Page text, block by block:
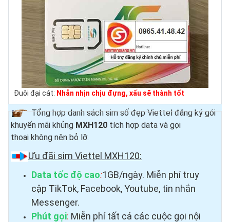
Đuôi đại cát: Nhẫn nhịn chịu đựng, xấu sẽ thành tốt
Tổng hợp danh sách sim số đẹp Viettel đăng ký gói
khuyến mãi khủng MXH120 tích hợp data và gọi
thoại không nên bỏ lỡ.
Ưu đãi sim Viettel MXH120:
Data tốc độ cao:1GB/ngày. Miễn phí truy
cập TikTok, Facebook, Youtube, tin nhắn
Messenger.
Phút gọi: Miễn phí tất cả các cuộc gọi nội